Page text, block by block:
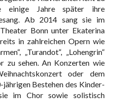
einige Jahre später ihre
Ab 2014 sang sie im
Bonn unter Ekaterina
in zahlreichen Opern wie
„Turandot“, „Lohengrin“
zu sehen. An Konzerten wie
oder dem
Bestehen des Kinder-
im Chor sowie solistisch